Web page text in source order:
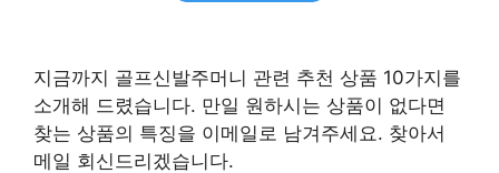
지금까지 골프신발주머니 관련 추천 상품 10가지를
소개해 드렸습니다. 만일 원하시는 상품이 없다면
찾는 상품의 특징을 이메일로 남겨주세요. 찾아서
메일 회신드리겠습니다.